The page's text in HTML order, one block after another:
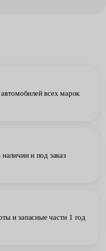
всех марок
наличии и под заказ
и запасные части 1 год